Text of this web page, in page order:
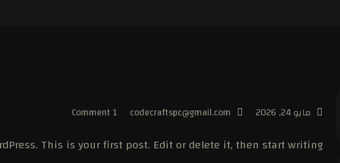
مايو 24, 2026 codecraftspc@gmail.com
1 Comment
This is your first post. Edit or delete it, then start writing!